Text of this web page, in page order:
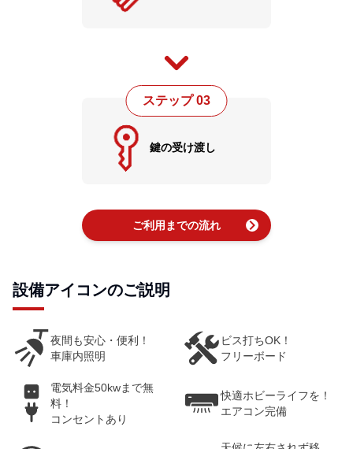
ステップ 03
鍵の受け渡し
ご利用までの流れ chevron_right
設備アイコンのご説明
夜間も安心・便利！
車庫内照明
ビス打ちOK！
フリーボード
電気料金50kwまで無
料！
コンセントあり
快適ホビーライフを！
エアコン完備